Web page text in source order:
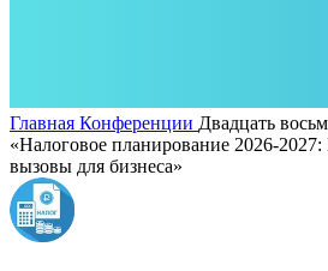
Главная Конференции Двадцать
«Налоговое планирование 2026-
вызовы для бизнеса»